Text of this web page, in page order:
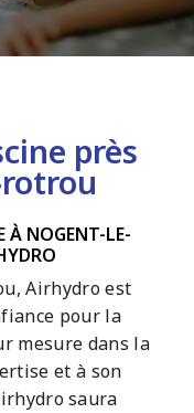
près
À NOGENT-LE-
Airhydro est
pour la
mesure dans la
et à son
saura